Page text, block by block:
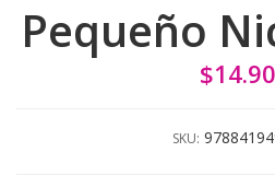
Pequeño
SKU: